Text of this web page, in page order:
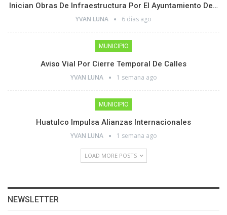
Inician Obras De Infraestructura Por El Ayuntamiento De…
YVAN LUNA 6 días ago
MUNICIPIO
Aviso Vial Por Cierre Temporal De Calles
YVAN LUNA 1 semana ago
MUNICIPIO
Huatulco Impulsa Alianzas Internacionales
YVAN LUNA 1 semana ago
LOAD MORE POSTS
NEWSLETTER